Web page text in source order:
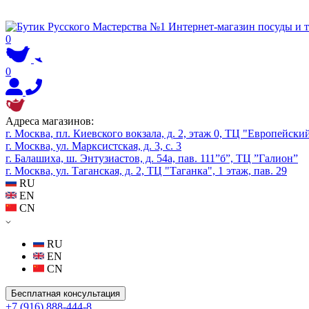
0
0
Адреса магазинов:
г. Москва, пл. Киевского вокзала, д. 2, этаж 0, ТЦ
г. Москва, ул. Марксистская, д. 3, с. 3
г. Балашиха, ш. Энтузиастов, д. 54а, пав. 111”б”, ТЦ ”Галион”
г. Москва, ул. Таганская, д. 2, ТЦ "Таганка", 1 этаж, пав. 29
RU
EN
CN
RU
EN
CN
Бесплатная консультация
+7 (916) 888-444-8